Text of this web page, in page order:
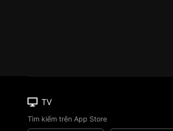
TV
Tìm kiếm trên App Store